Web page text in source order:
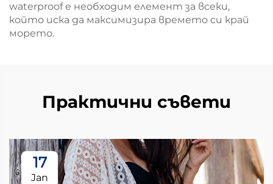
waterproof е необходим елемент за всеки,
който иска да максимизира времето си край
морето.
Практични съвети
17
Jan